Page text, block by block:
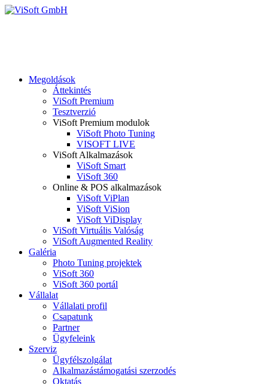
Megoldások
Áttekintés
ViSoft Premium
Tesztverzió
ViSoft Premium modulok
ViSoft Photo Tuning
VISOFT LIVE
ViSoft Alkalmazások
ViSoft Smart
ViSoft 360
Online & POS alkalmazások
ViSoft ViPlan
ViSoft ViSion
ViSoft ViDisplay
ViSoft Virtuális Valóság
ViSoft Augmented Reality
Galéria
Photo Tuning projektek
ViSoft 360
ViSoft 360 portál
Vállalat
Vállalati profil
Csapatunk
Partner
Ügyfeleink
Szerviz
Ügyfélszolgálat
Alkalmazástámogatási szerzodés
Oktatás